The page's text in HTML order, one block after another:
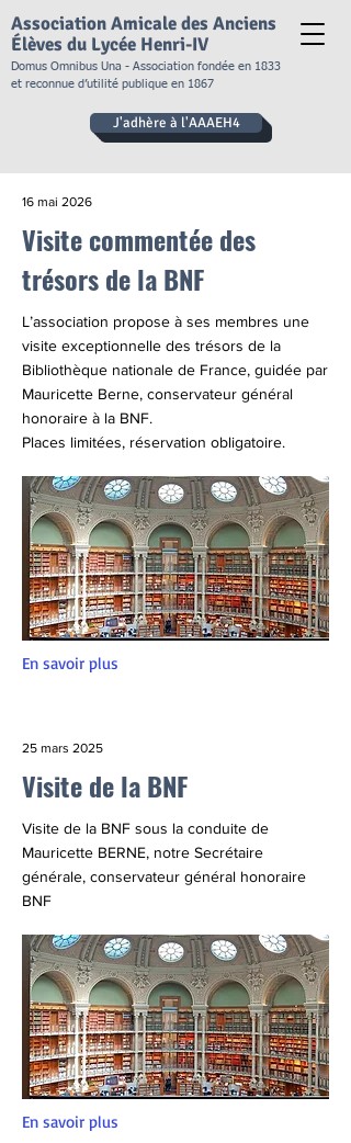
Association Amicale des Anciens
Élèves du Lycée Henri-IV
Domus Omnibus Una - Association fondée en 1833
et reconnue d’utilité publique en 1867
J'adhère à l'AAAEH4
16 mai 2026
Visite commentée des
trésors de la BNF
L’association propose à ses membres une
visite exceptionnelle des trésors de la
Bibliothèque nationale de France, guidée par
Mauricette Berne, conservateur général
honoraire à la BNF.
Places limitées, réservation obligatoire.
En savoir plus
25 mars 2025
Visite de la BNF
Visite de la BNF sous la conduite de
Mauricette BERNE, notre Secrétaire
générale, conservateur général honoraire
BNF
En savoir plus